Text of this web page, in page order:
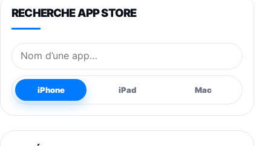
RECHERCHE APP STORE
Nom de l’application
iPhone iPad Mac